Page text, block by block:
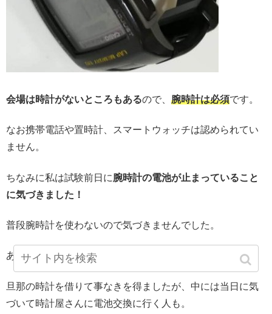
会場は時計がないところもあるので、 腕時計は必須です。
なお携帯電話や置時計、スマートウォッチは認められてい
ません。
ちなみに私は試験前日に腕時計の電池が止まっていること
に気づきました！
普段腕時計を使わないので気づきませんでした。
あぶなかった～。
旦那の時計を借りて事なきを得ましたが、中には当日に気
づいて時計屋さんに電池交換に行く人も。